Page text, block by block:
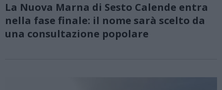
La Nuova Marna di Sesto Calende entra
nella fase finale: il nome sarà scelto da
una consultazione popolare